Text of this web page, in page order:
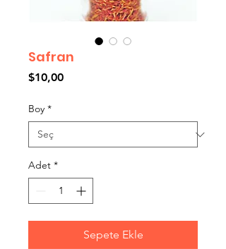
Safran
$10,00Fiyat
Boy *
Adet *
Sepete Ekle